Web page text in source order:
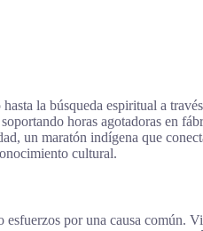
la búsqueda espiritual a
horas agotadoras en
un maratón indígena que
cultural.
por una causa común.